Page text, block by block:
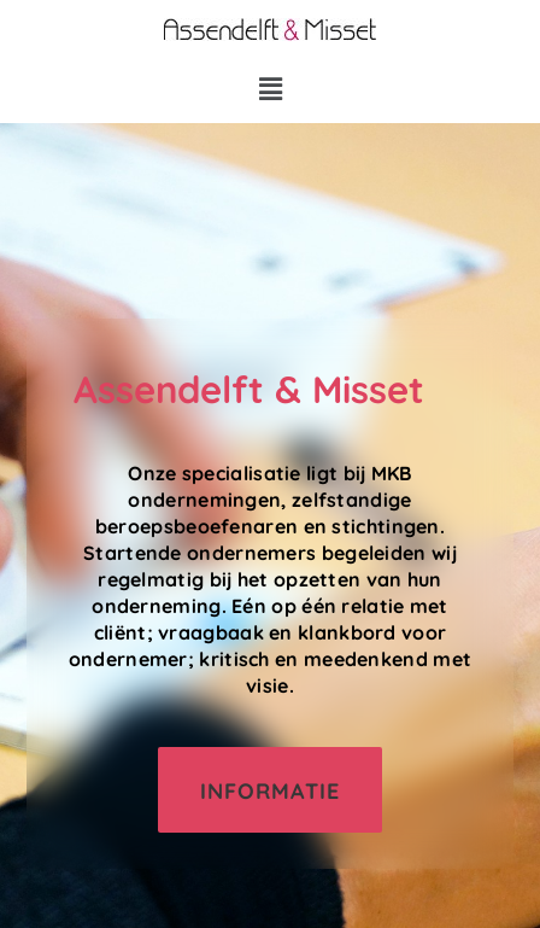
Assendelft & Misset
Onze specialisatie ligt bij MKB
ondernemingen, zelfstandige
beroepsbeoefenaren en stichtingen.
Startende ondernemers begeleiden wij
regelmatig bij het opzetten van hun
onderneming. Eén op één relatie met
cliënt; vraagbaak en klankbord voor
ondernemer; kritisch en meedenkend met
visie.
INFORMATIE